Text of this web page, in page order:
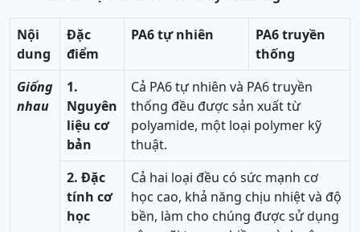
Nội
dung
Đặc
điểm
PA6 tự nhiên
PA6 truyền
thống
Giống
nhau
1.
Nguyên
liệu cơ
bản
Cả PA6 tự nhiên và PA6 truyền
thống đều được sản xuất từ
polyamide, một loại polymer kỹ
thuật.
2. Đặc
tính cơ
học
Cả hai loại đều có sức mạnh cơ
học cao, khả năng chịu nhiệt và độ
bền, làm cho chúng được sử dụng